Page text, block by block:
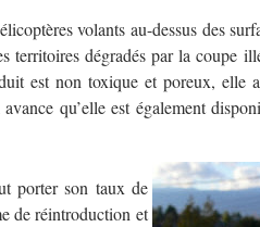
volants au-dessus des
territoires dégradés par la coupe
est non toxique et poreux, elle
qu’elle est également
porter son taux de
de réintroduction et